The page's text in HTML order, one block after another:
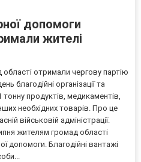
допомоги
жителі
області отримали чергову партію
благодійні організації та
продуктів, медикаментів,
необхідних товарів. Про це
військовій адміністрації.
жителям громад області
допомоги. Благодійні вантажі